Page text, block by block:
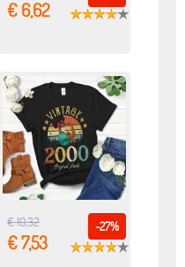
€ 6,62
-27%
€ 10,32
€ 7,53